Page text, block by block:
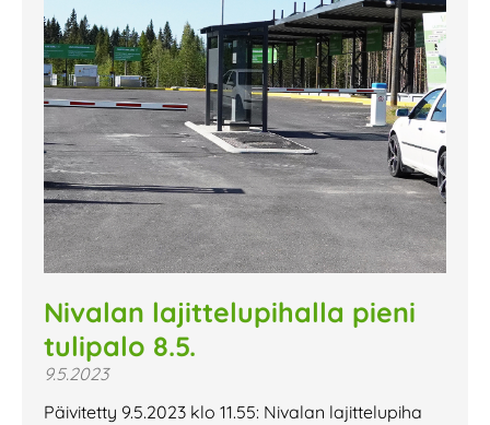
Nivalan lajittelupihalla pieni
tulipalo 8.5.
9.5.2023
Päivitetty 9.5.2023 klo 11.55: Nivalan lajittelupiha